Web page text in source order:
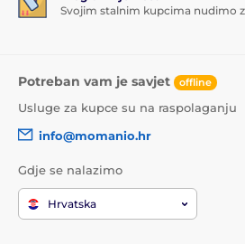
Svojim stalnim kupcima nudimo
Potreban vam je savjet offline
Usluge za kupce su na raspolaganju
info@momanio.hr
Gdje se nalazimo
Hrvatska